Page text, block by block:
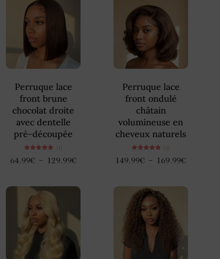
Perruque lace
front brune
chocolat droite
avec dentelle
pré-découpée
5.00
(1)
64.99€ – 129.99€
Perruque lace
front ondulé
châtain
volumineuse en
cheveux naturels
4.80
(5)
149.99€ – 169.99€